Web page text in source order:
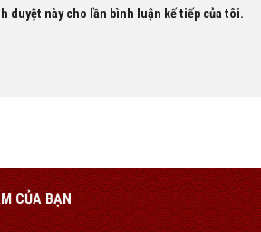
duyệt này cho lần bình luận kế tiếp của tôi.
CỦA BẠN